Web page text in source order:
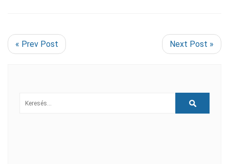
« Prev Post Next Post »